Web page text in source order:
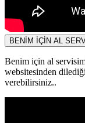
BENİM İÇİN AL
Benim için al
websitesinden
verebilirsiniz..